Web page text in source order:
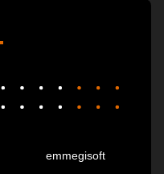
emmegisoft